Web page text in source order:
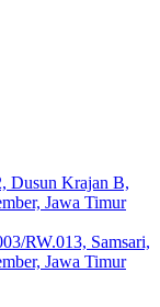
Dusun Krajan B,
Jawa Timur
RW.013, Samsari,
Jawa Timur